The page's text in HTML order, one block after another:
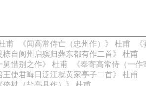
甫 《闻高常侍亡（忠州作）》 杜甫
榇自阆州启殡归葬东都有作二首》 杜甫
舅惜别之作》 杜甫
《奉寄高常侍（一
王使君晦日泛江就黄家亭子二首》 杜甫